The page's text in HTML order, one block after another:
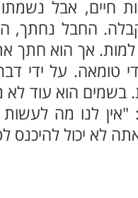
שהוא עדין חי, שנותרו לו עוד 30
החבל נחתך,
למות. אך הוא חתך
טומאה. על ידי
בשמים הוא עוד לא